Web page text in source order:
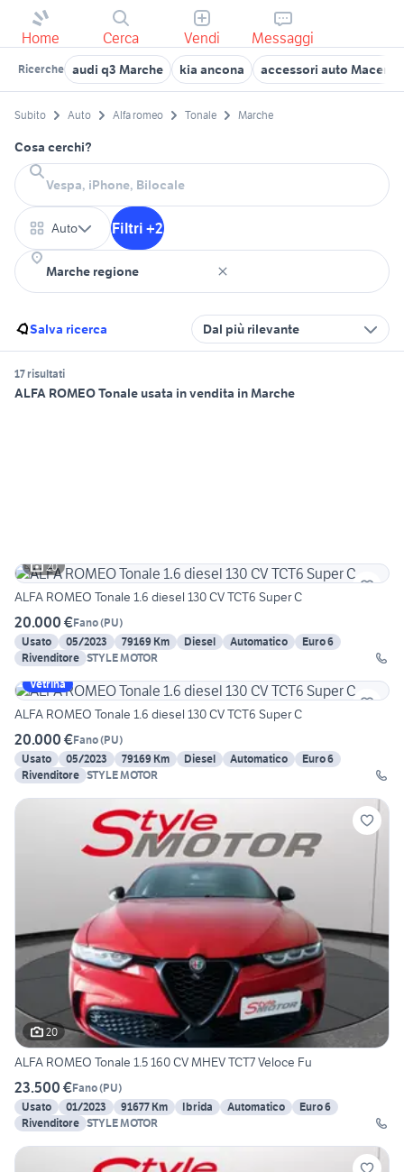
Home Cerca Vendi Messaggi
Ricerche audi q3 Marche kia ancona accessori auto
Subito Auto Alfa romeo Tonale Marche
Cosa cerchi?
Auto Filtri +2
Salva ricerca Dal più rilevante
17 risultati
ALFA ROMEO Tonale usata in vendita in Marche
20
ALFA ROMEO Tonale 1.6 diesel 130 CV TCT6 Super C
20.000 €Fano(PU)
Usato
05/2023 79169 Km Diesel Automatico
Euro 6
Rivenditore STYLE MOTOR
Vetrina
ALFA ROMEO Tonale 1.6 diesel 130 CV TCT6 Super C
20.000 €Fano(PU)
Usato
05/2023 79169 Km Diesel Automatico
Euro 6
Rivenditore STYLE MOTOR
20
ALFA ROMEO Tonale 1.5 160 CV MHEV TCT7 Veloce Fu
23.500 €Fano(PU)
Usato
01/2023 91677 Km Ibrida Automatico
Euro 6
Rivenditore STYLE MOTOR